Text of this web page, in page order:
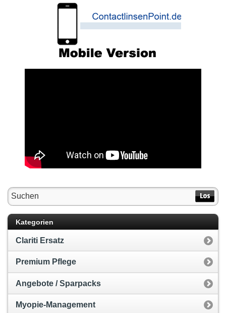
Kategorien
Clariti Ersatz
Premium Pflege
Angebote / Sparpacks
Myopie-Management